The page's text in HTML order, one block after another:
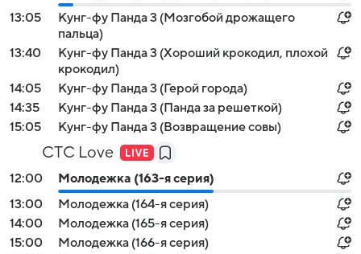
13:05
Кунг-фу Панда 3 (Мозгобой дрожащего
пальца)
13:40
Кунг-фу Панда 3 (Хороший крокодил, плохой
крокодил)
14:05
Кунг-фу Панда 3 (Герой города)
14:35
Кунг-фу Панда 3 (Панда за решеткой)
15:05
Кунг-фу Панда 3 (Возвращение совы)
СТС Love
12:00
Молодежка (163-я серия)
13:00
Молодежка (164-я серия)
14:00
Молодежка (165-я серия)
15:00
Молодежка (166-я серия)